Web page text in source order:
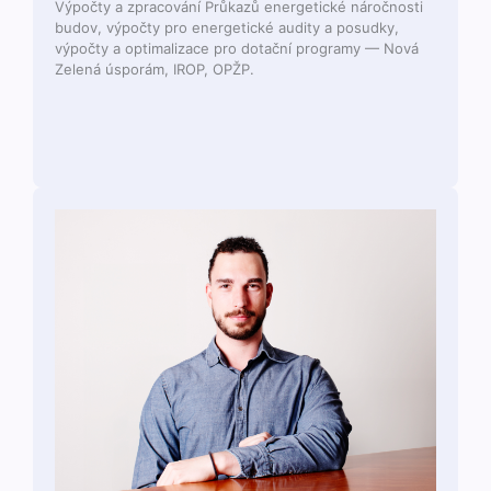
Výpoč­ty a zpra­cov­ání Průkazů ener­get­ické náročnos­ti
budov, výpoč­ty pro ener­get­ické audi­ty a posud­ky,
výpoč­ty a opti­mal­izace pro dotační pro­gramy — Nová
Zelená úsporám, IROP, OPŽP.